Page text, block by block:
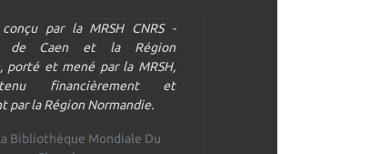
par la MRSH CNRS -
de Caen et la Région
porté et mené par la MRSH,
financièrement et
par la Région Normandie.
Bibliothèque Mondiale Du